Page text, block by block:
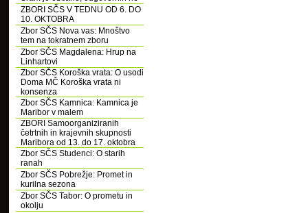
ZBORI SČS V TEDNU OD 6. DO
10. OKTOBRA
Zbor SČS Nova vas: Mnoštvo
tem na tokratnem zboru
Zbor SČS Magdalena: Hrup na
Linhartovi
Zbor SČS Koroška vrata: O usodi
Doma MČ Koroška vrata ni
konsenza
Zbor SČS Kamnica: Kamnica je
Maribor v malem
ZBORI Samoorganiziranih
četrtnih in krajevnih skupnosti
Maribora od 13. do 17. oktobra
Zbor SČS Studenci: O starih
ranah
Zbor SČS Pobrežje: Promet in
kurilna sezona
Zbor SČS Tabor: O prometu in
okolju